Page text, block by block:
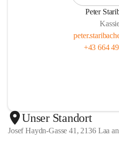
Peter
+43 664
Unser Standort
Josef Haydn-Gasse 41, 2136 Laa